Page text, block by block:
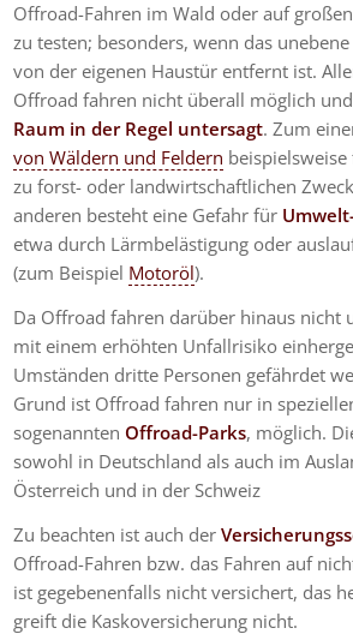
Offroad-Fahren im Wald oder auf
zu testen; besonders, wenn das
von der eigenen Haustür entfernt ist.
Offroad fahren nicht überall möglich und
Raum in der Regel untersagt. Zum
von Wäldern und Feldern
zu forst- oder landwirtschaftlichen
anderen besteht eine Gefahr für
etwa durch Lärmbelästigung oder
(zum Beispiel Motoröl).
Da Offroad fahren darüber hinaus nicht
mit einem erhöhten Unfallrisiko
Umständen dritte Personen gefährdet
Grund ist Offroad fahren nur in
sogenannten Offroad-Parks, möglich.
sowohl in Deutschland als auch im
Österreich und in der Schweiz
Zu beachten ist auch der
Offroad-Fahren bzw. das Fahren auf
ist gegebenenfalls nicht versichert, das
greift die Kaskoversicherung nicht.